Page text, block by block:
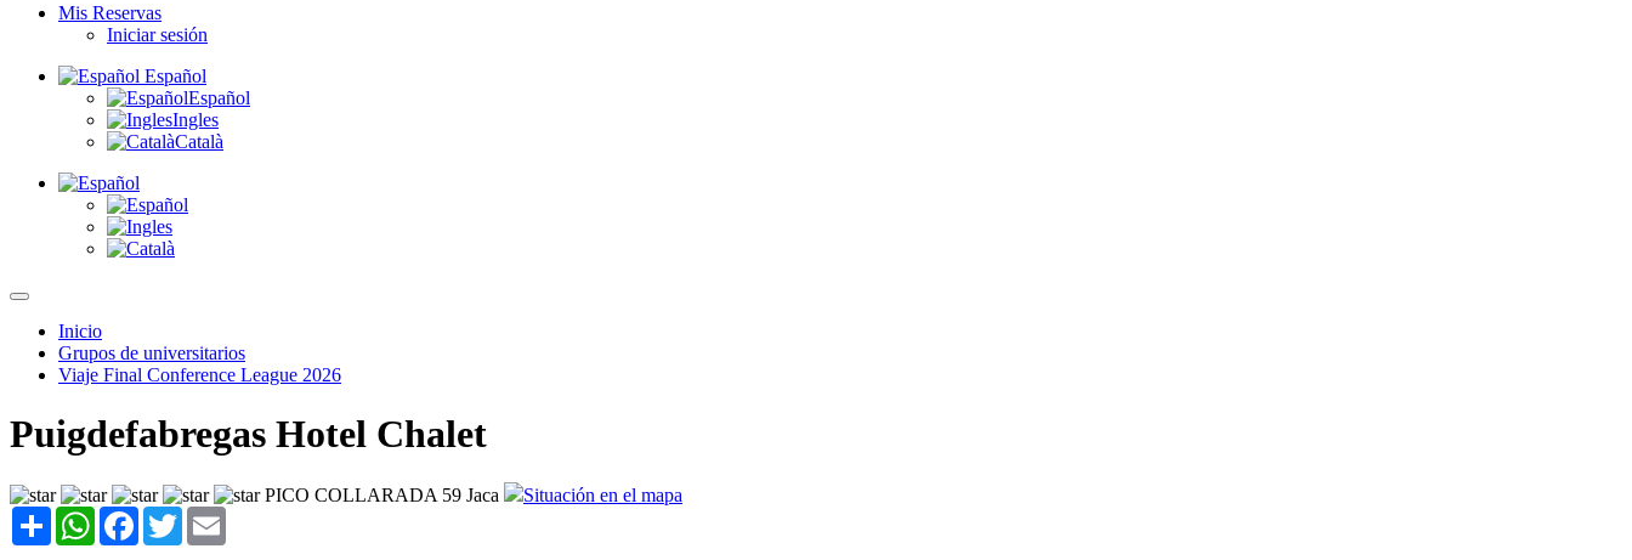
Mis Reservas
Iniciar sesión
Español
Español
Ingles
Català
Inicio
Grupos de universitarios
Viaje Final Conference League 2026
Puigdefabregas Hotel Chalet
PICO COLLARADA 59 Jaca
Situación en el mapa
Share WhatsAppFacebook
Twitter